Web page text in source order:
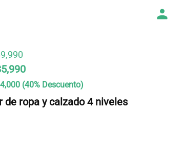
(40% Descuento)
ropa y calzado 4 niveles